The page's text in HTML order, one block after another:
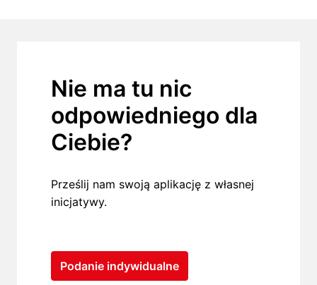
Nie ma tu nic
odpowiedniego dla
Ciebie?
Prześlij nam swoją aplikację z własnej
Podanie indywidualne